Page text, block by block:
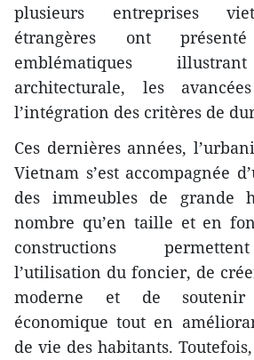
plusieurs entreprises
étrangères ont
emblématiques
architecturale, les
l’intégration des critères de
Ces dernières années,
Vietnam s’est accompagnée
des immeubles de grande
nombre qu’en taille et en
constructions
l’utilisation du foncier, de
moderne et de soutenir
économique tout en
de vie des habitants.